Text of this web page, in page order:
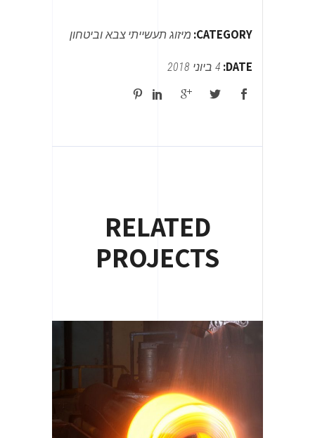
CATEGORY: מיזוג תעשייתי צבא וביטחון
DATE: 4 ביוני 2018
RELATED
PROJECTS